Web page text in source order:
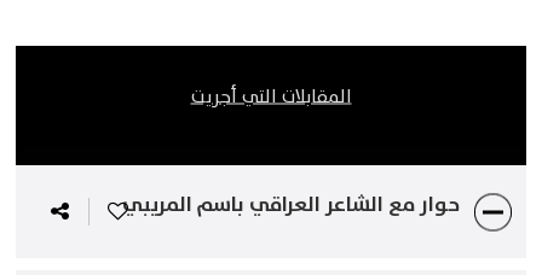
المقابلات التي أجريت
حوار مع الشاعر العراقي باسم المريبي